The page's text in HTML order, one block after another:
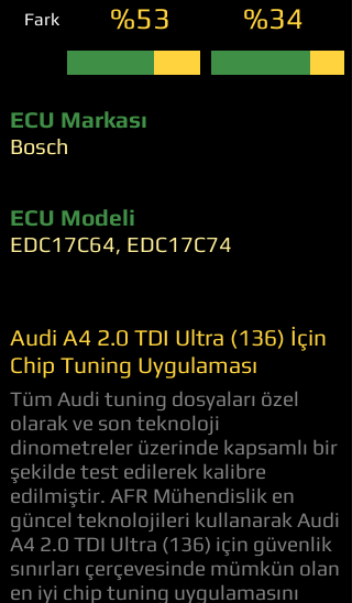
Fark %53 %34
ECU Markası
Bosch
ECU Modeli
EDC17C64, EDC17C74
Audi A4 2.0 TDI Ultra (136) İçin
Chip Tuning Uygulaması
Tüm Audi tuning dosyaları özel
olarak ve son teknoloji
dinometreler üzerinde kapsamlı bir
şekilde test edilerek kalibre
edilmiştir. AFR Mühendislik en
güncel teknolojileri kullanarak Audi
A4 2.0 TDI Ultra (136) için güvenlik
sınırları çerçevesinde mümkün olan
en iyi chip tuning uygulamasını